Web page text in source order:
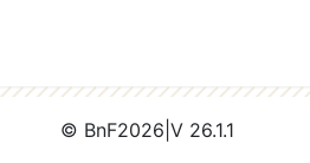
© BnF2026 V 26.1.1